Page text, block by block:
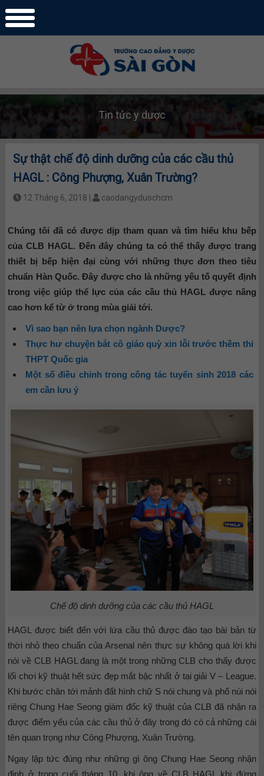
Tin tức y dược
Sự thật chế độ dinh dưỡng của các cầu thủ
HAGL : Công Phượng, Xuân Trường?
12 Tháng 6, 2018 | caodangyduochcm
Chúng tôi đã có được dịp tham quan và tìm hiểu khu bếp
của CLB HAGL. Đến đây chúng ta có thể thấy được trang
thiết bị bếp hiện đại cùng với những thực đơn theo tiêu
chuẩn Hàn Quốc. Đây được cho là những yếu tố quyết định
trong việc giúp thể lực của các cầu thủ HAGL được nâng
cao hơn kể từ ở trong mùa giải tới.
Vì sao bạn nên lựa chọn ngành Dược?
Thực hư chuyện bắt cô giáo quỳ xin lỗi trước thềm thi
THPT Quốc gia
Một số điều chỉnh trong công tác tuyển sinh 2018 các
em cần lưu ý
Chế độ dinh dưỡng của các cầu thủ HAGL
HAGL được biết đến với lứa cầu thủ được đào tạo bài bản từ
thời nhỏ theo chuẩn của Arsenal nên thực sự không quá lời khi
nói về CLB HAGL đang là một trong những CLB cho thấy được
lối chơi kỹ thuật hết sức đẹp mắt bậc nhất ở tại giải V – League.
Khi bước chân tới mảnh đất hình chữ S nói chung và phố núi nói
riêng Chung Hae Seong giám đốc kỹ thuật của CLB đã nhận ra
được điểm yếu của các cầu thủ ở đây trong đó có cả những cái
tên quan trọng như Công Phượng, Xuân Trường.
Ngay lập tức đúng như những gì ông Chung Hae Seong nhận
định ở trong cuối tháng 10, khi ông về CLB HAGL khi đứng